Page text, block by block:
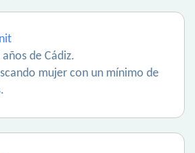
años de Cádiz.
mujer con un mínimo de